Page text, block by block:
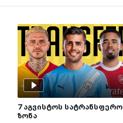
7 აგვისტოს სატრანსფერო
ზონა